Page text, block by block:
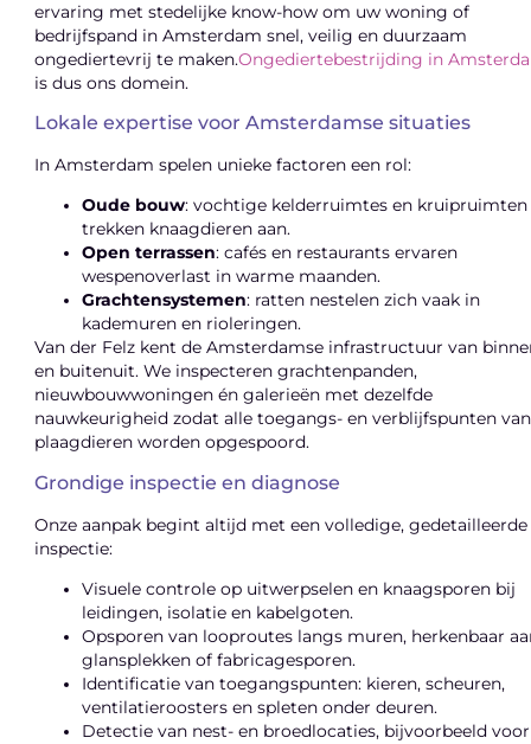
ervaring met stedelijke know-how om uw woning of
bedrijfspand in Amsterdam snel, veilig en duurzaam
ongediertevrij te maken.Ongediertebestrijding in
is dus ons domein.
Lokale expertise voor Amsterdamse situaties
In Amsterdam spelen unieke factoren een rol:
Oude bouw: vochtige kelderruimtes en kruipruimten
trekken knaagdieren aan.
Open terrassen: cafés en restaurants ervaren
wespenoverlast in warme maanden.
Grachtensystemen: ratten nestelen zich vaak in
kademuren en rioleringen.
Van der Felz kent de Amsterdamse infrastructuur van
en buitenuit. We inspecteren grachtenpanden,
nieuwbouwwoningen én galerieën met dezelfde
nauwkeurigheid zodat alle toegangs- en verblijfspunten van
plaagdieren worden opgespoord.
Grondige inspectie en diagnose
Onze aanpak begint altijd met een volledige, gedetailleerde
inspectie:
Visuele controle op uitwerpselen en knaagsporen bij
leidingen, isolatie en kabelgoten.
Opsporen van looproutes langs muren, herkenbaar
glansplekken of fabricagesporen.
Identificatie van toegangspunten: kieren, scheuren,
ventilatieroosters en spleten onder deuren.
Detectie van nest- en broedlocaties, bijvoorbeeld voor